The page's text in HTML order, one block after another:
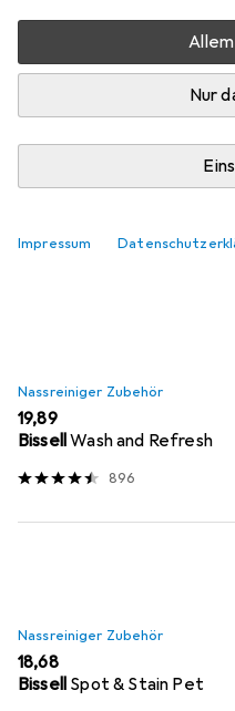
Nur
Impressum
Hier findest du
Carpets Adalee aus den
Zubehör, Reinigungsmittel
Textilpflege.
Beliebt Nassreiniger
Relevanz
Nassreiniger Zubehör
EUR
19,89
BissellWash and Refresh
896
Nassreiniger Zubehör
EUR
18,68
Bissell Spot & Stain Pet